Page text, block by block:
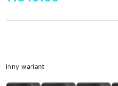
Wariant
inny wariant